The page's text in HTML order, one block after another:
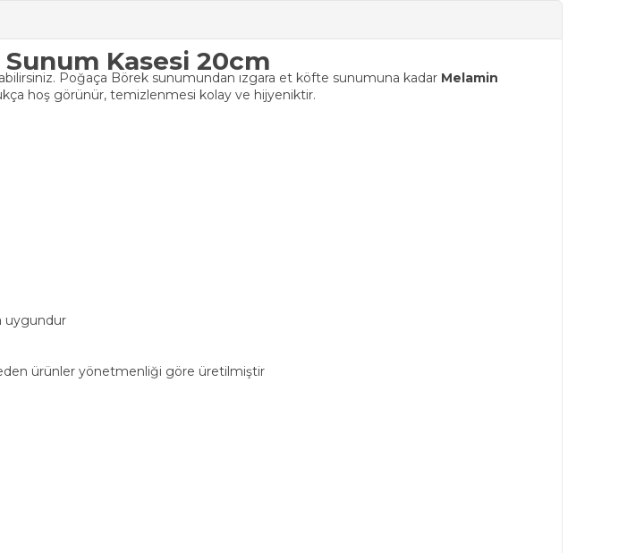
Kasesi 20cm
Poğaça Börek sunumundan ızgara et köfte sunumuna kadar Melamin
hoş görünür, temizlenmesi kolay ve hijyeniktir.
uygundur
eden ürünler yönetmenliği göre üretilmiştir